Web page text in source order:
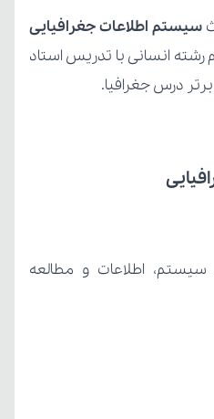
سیستم اطلاعات جغرافیایی
درس جغرافیا.